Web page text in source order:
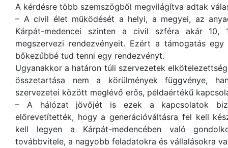
A kérdésre több szemszögből megvilágítva adtak
– A civil élet működését a helyi, a megyei, az
Kárpát-medencei szinten a civil szféra akár
megszervezi rendezvényeit. Ezért a támogatás
bőkezűbbé tud tenni egy rendezvényt.
Ugyanakkor a határon túli szervezetek
összetartása nem a körülmények függvénye,
szervezetei között meglévő erős, példaértékű
– A hálózat jövőjét is ezek a kapcsolatok
előrevetítették, hogy a generációváltásra fel kell
kell legyen a Kárpát-medencében való
továbbvitele, a nagyobb feladatokra és vállalásokra